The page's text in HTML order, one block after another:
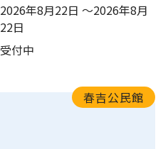
2026年8月22日 ～2026年8月
22日
受付中
春吉公民館